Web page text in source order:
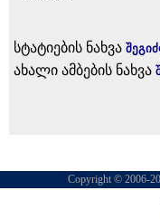
სტატიების ნახვა
ახალი ამბების ნახვა
Copyright © 2006-